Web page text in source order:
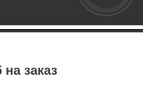
на заказ